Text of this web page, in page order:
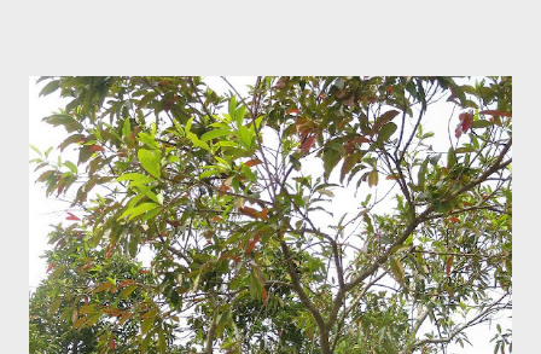
Tam Đảo (Vĩnh Phúc), đã thu được kết quả ban đầu (những
năm 1560- 70); thường trồng đến năm thứ hai, thứ ba mới hái
hoa; trồng một lần thu hoạch 10 - 20 năm.